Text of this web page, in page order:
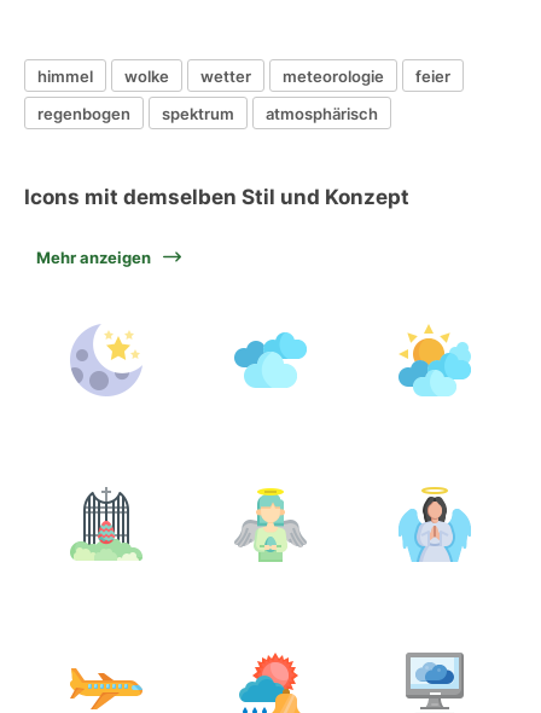
himmel wolke wetter meteorologie
feier
regenbogen
spektrum atmosphärisch
Icons mit demselben Stil und Konzept
Mehr anzeigen